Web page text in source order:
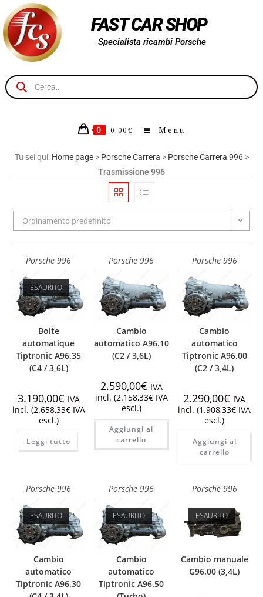
FAST CAR SHOP
Specialista ricambi Porsche
0 0,00 € Menu
Tu sei qui: Home page> Porsche Carrera > Porsche Carrera 996>
Trasmissione 996
Ordinamento predefinito
Porsche 996
ESAURITO
Boite
automatique
Tiptronic A96.35
(C4 / 3,6L)
3.190,00€ IVA
incl. (2.658,33€IVA
escl.)
Leggi tutto
Porsche 996
Cambio
automatico A96.10
(C2 / 3,6L)
2.590,00€ IVA
incl. (2.158,33€IVA
escl.)
Aggiungi al
carrello
Porsche 996
Cambio
automatico
Tiptronic A96.00
(C2 / 3,4L)
2.290,00€ IVA
incl. (1.908,33€ IVA
escl.)
Aggiungi al
carrello
Porsche 996
ESAURITO
Cambio
automatico
Tiptronic A96.30
Porsche 996
ESAURITO
Cambio
automatico
Tiptronic A96.50
Porsche 996
ESAURITO
Cambio manuale
G96.00 (3,4L)